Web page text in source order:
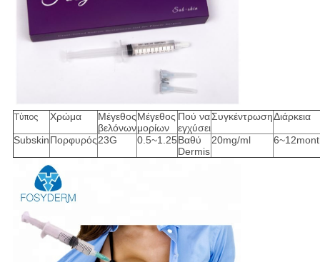
Τύπος Χρώμα
Μέγεθος
βελόνων
Μέγεθος
μορίων
Πού να
εγχύσει
ΣυγκέντρωσηΔιάρκεια
SubskinΠορφυρός23G 0.5~1.25Βαθύ
Dermis
20mg/ml